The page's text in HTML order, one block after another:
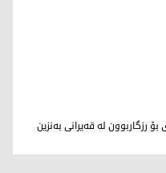
رزگاربوون لە قەیرانی بەنزین